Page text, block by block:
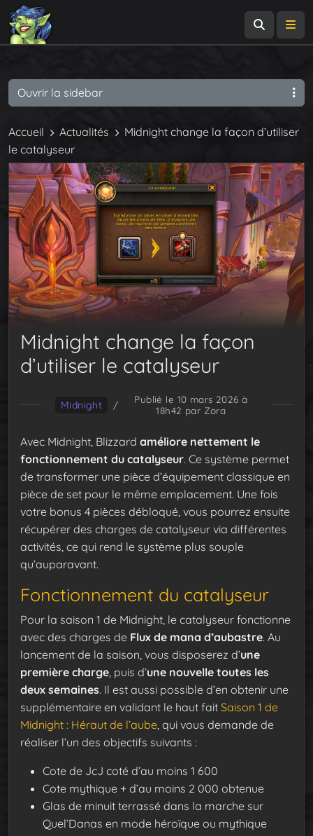
Accueil Actualités
Midnight change la façon d’utiliser
le catalyseur
Midnight change la façon
d’utiliser le catalyseur
Midnight /
Publié le 10 mars 2026 à
18h42 par Zora
Avec Midnight, Blizzard améliore nettement le
fonctionnement du catalyseur. Ce système permet
de transformer une pièce d’équipement classique en
pièce de set pour le même emplacement. Une fois
votre bonus 4 pièces débloqué, vous pourrez ensuite
récupérer des charges de catalyseur via différentes
activités, ce qui rend le système plus souple
qu’auparavant.
Fonctionnement du catalyseur
Pour la saison 1 de Midnight, le catalyseur fonctionne
avec des charges de Flux de mana d’aubastre. Au
lancement de la saison, vous disposerez d’une
première charge , puis d’une nouvelle toutes les
deux semaines. Il est aussi possible d’en obtenir une
supplémentaire en validant le haut fait Saison 1 de
Midnight : Héraut de l’aube , qui vous demande de
réaliser l’un des objectifs suivants :
Cote de JcJ coté d’au moins 1 600
Cote mythique + d’au moins 2 000 obtenue
Glas de minuit terrassé dans la marche sur
Quel’Danas en mode héroïque ou mythique
Ouvrir la sidebar